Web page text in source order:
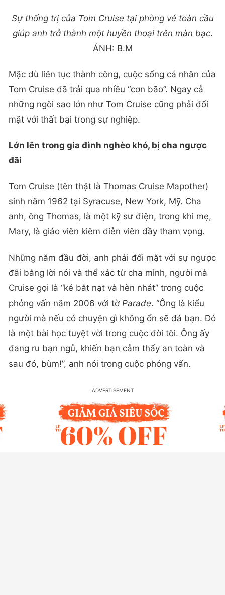
Sự thống trị của Tom Cruise tại phòng vé toàn cầu
giúp anh trở thành một huyền thoại trên màn bạc.
ẢNH: B.M
Mặc dù liên tục thành công, cuộc sống cá nhân của
Tom Cruise đã trải qua nhiều “cơn bão”. Ngay cả
những ngôi sao lớn như Tom Cruise cũng phải đối
mặt với thất bại trong sự nghiệp.
Lớn lên trong gia đình nghèo khó, bị cha ngược
đãi
Tom Cruise (tên thật là Thomas Cruise Mapother)
sinh năm 1962 tại Syracuse, New York, Mỹ. Cha
anh, ông Thomas, là một kỹ sư điện, trong khi mẹ,
Mary, là giáo viên kiêm diễn viên đầy tham vọng.
Những năm đầu đời, anh phải đối mặt với sự ngược
đãi bằng lời nói và thể xác từ cha mình, người mà
Cruise gọi là “kẻ bắt nạt và hèn nhát” trong cuộc
phỏng vấn năm 2006 với tờ Parade. “Ông là kiểu
người mà nếu có chuyện gì không ổn sẽ đá bạn. Đó
là một bài học tuyệt vời trong cuộc đời tôi. Ông ấy
đang ru bạn ngủ, khiến bạn cảm thấy an toàn và
sau đó, bùm!”, anh nói trong cuộc phỏng vấn.